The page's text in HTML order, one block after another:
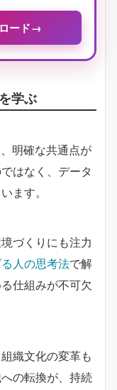
ード →
学ぶ
明確な共通点が
はなく、データ
ます。
づくりにも注力
人の思考法で解
仕組みが不可欠
織文化の変革も
の転換が、持続